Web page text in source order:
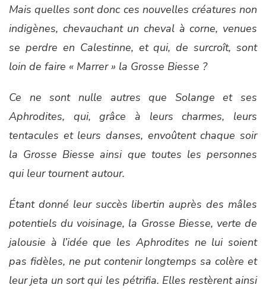
Mais quelles sont donc ces nouvelles créatures non
indigènes, chevauchant un cheval à corne, venues
se perdre en Calestinne, et qui, de surcroît, sont
loin de faire « Marrer » la Grosse Biesse ?
Ce ne sont nulle autres que Solange et ses
Aphrodites, qui, grâce à leurs charmes, leurs
tentacules et leurs danses, envoûtent chaque soir
la Grosse Biesse ainsi que toutes les personnes
qui leur tournent autour.
Étant donné leur succès libertin auprès des mâles
potentiels du voisinage, la Grosse Biesse, verte de
jalousie à l’idée que les Aphrodites ne lui soient
pas fidèles, ne put contenir longtemps sa colère et
leur jeta un sort qui les pétrifia. Elles restèrent ainsi